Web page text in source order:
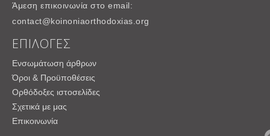
Άμεση επικοινωνία στο email:
contact@koinoniaorthodoxias.org
ΕΠΙΛΟΓΕΣ
Ενσωμάτωση άρθρων
Όροι & Προϋποθέσεις
Ορθόδοξες ιστοσελίδες
Σχετικά με μας
Επικοινωνία